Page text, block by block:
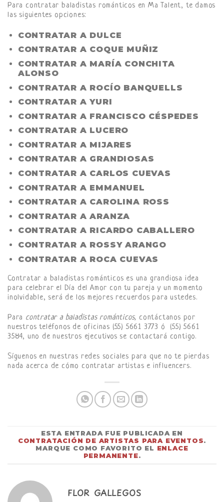
Para contratar baladistas románticos en Ma Talent, te damos
las siguientes opciones:
CONTRATAR A DULCE
CONTRATAR A COQUE MUÑIZ
CONTRATAR A MARÍA CONCHITA
ALONSO
CONTRATAR A ROCÍO BANQUELLS
CONTRATAR A YURI
CONTRATAR A FRANCISCO CÉSPEDES
CONTRATAR A LUCERO
CONTRATAR A MIJARES
CONTRATAR A GRANDIOSAS
CONTRATAR A CARLOS CUEVAS
CONTRATAR A EMMANUEL
CONTRATAR A CAROLINA ROSS
CONTRATAR A ARANZA
CONTRATAR A RICARDO CABALLERO
CONTRATAR A ROSSY ARANGO
CONTRATAR A ROCA CUEVAS
Contratar a baladistas románticos es una grandiosa idea
para celebrar el Día del Amor con tu pareja y un momento
inolvidable, será de los mejores recuerdos para ustedes.
Para contratar a baladistas románticos, contáctanos por
nuestros teléfonos de oficinas (55) 5661 3773 ó (55) 5661
3584, uno de nuestros ejecutivos se contactará contigo.
Síguenos en nuestras redes sociales para que no te pierdas
nada acerca de cómo contratar artistas e influencers.
ESTA ENTRADA FUE PUBLICADA EN
CONTRATACIÓN DE ARTISTAS PARA EVENTOS.
MARQUE COMO FAVORITO EL ENLACE
PERMANENTE.
FLOR GALLEGOS